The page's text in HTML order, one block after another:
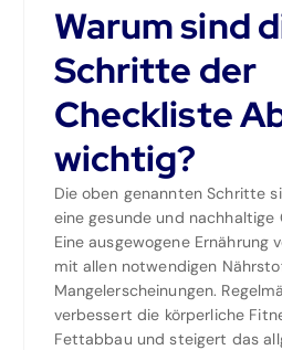
Warum sind
Schritte der
Checkliste
wichtig?
Die oben genannten Schritte
eine gesunde und nachhaltige
Eine ausgewogene Ernährung
mit allen notwendigen
Mangelerscheinungen.
verbessert die körperliche
Fettabbau und steigert das